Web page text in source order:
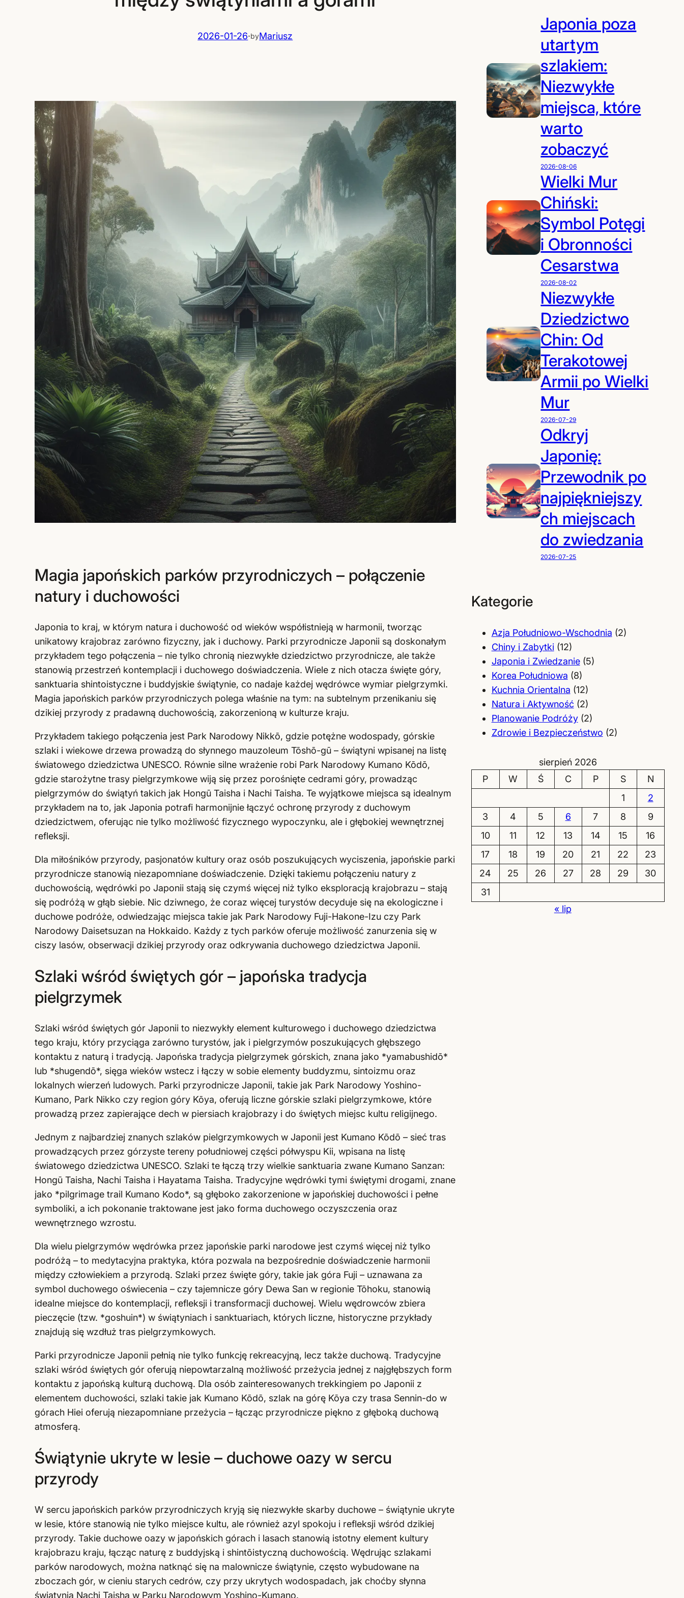
2026-01-26·byMariusz
Magia japońskich parków przyrodniczych – połączenie
natury i duchowości
Japonia to kraj, w którym natura i duchowość od wieków współistnieją w harmonii, tworząc
unikatowy krajobraz zarówno fizyczny, jak i duchowy. Parki przyrodnicze Japonii są doskonałym
przykładem tego połączenia – nie tylko chronią niezwykłe dziedzictwo przyrodnicze, ale także
stanowią przestrzeń kontemplacji i duchowego doświadczenia. Wiele z nich otacza święte góry,
sanktuaria shintoistyczne i buddyjskie świątynie, co nadaje każdej wędrówce wymiar pielgrzymki.
Magia japońskich parków przyrodniczych polega właśnie na tym: na subtelnym przenikaniu się
dzikiej przyrody z pradawną duchowością, zakorzenioną w kulturze kraju.
Przykładem takiego połączenia jest Park Narodowy Nikkō, gdzie potężne wodospady, górskie
szlaki i wiekowe drzewa prowadzą do słynnego mauzoleum Tōshō-gū – świątyni wpisanej na listę
światowego dziedzictwa UNESCO. Równie silne wrażenie robi Park Narodowy Kumano Kōdō,
gdzie starożytne trasy pielgrzymkowe wiją się przez porośnięte cedrami góry, prowadząc
pielgrzymów do świątyń takich jak Hongū Taisha i Nachi Taisha. Te wyjątkowe miejsca są idealnym
przykładem na to, jak Japonia potrafi harmonijnie łączyć ochronę przyrody z duchowym
dziedzictwem, oferując nie tylko możliwość fizycznego wypoczynku, ale i głębokiej wewnętrznej
refleksji.
Dla miłośników przyrody, pasjonatów kultury oraz osób poszukujących wyciszenia, japońskie parki
przyrodnicze stanowią niezapomniane doświadczenie. Dzięki takiemu połączeniu natury z
duchowością, wędrówki po Japonii stają się czymś więcej niż tylko eksploracją krajobrazu – stają
się podróżą w głąb siebie. Nic dziwnego, że coraz więcej turystów decyduje się na ekologiczne i
duchowe podróże, odwiedzając miejsca takie jak Park Narodowy Fuji-Hakone-Izu czy Park
Narodowy Daisetsuzan na Hokkaido. Każdy z tych parków oferuje możliwość zanurzenia się w
ciszy lasów, obserwacji dzikiej przyrody oraz odkrywania duchowego dziedzictwa Japonii.
Szlaki wśród świętych gór – japońska tradycja
pielgrzymek
Szlaki wśród świętych gór Japonii to niezwykły element kulturowego i duchowego dziedzictwa
tego kraju, który przyciąga zarówno turystów, jak i pielgrzymów poszukujących głębszego
kontaktu z naturą i tradycją. Japońska tradycja pielgrzymek górskich, znana jako *yamabushidō*
lub *shugendō*, sięga wieków wstecz i łączy w sobie elementy buddyzmu, sintoizmu oraz
lokalnych wierzeń ludowych. Parki przyrodnicze Japonii, takie jak Park Narodowy Yoshino-
Kumano, Park Nikko czy region góry Kōya, oferują liczne górskie szlaki pielgrzymkowe, które
prowadzą przez zapierające dech w piersiach krajobrazy i do świętych miejsc kultu religijnego.
Jednym z najbardziej znanych szlaków pielgrzymkowych w Japonii jest Kumano Kōdō – sieć tras
prowadzących przez górzyste tereny południowej części półwyspu Kii, wpisana na listę
światowego dziedzictwa UNESCO. Szlaki te łączą trzy wielkie sanktuaria zwane Kumano Sanzan:
Hongū Taisha, Nachi Taisha i Hayatama Taisha. Tradycyjne wędrówki tymi świętymi drogami, znane
jako *pilgrimage trail Kumano Kodo*, są głęboko zakorzenione w japońskiej duchowości i pełne
symboliki, a ich pokonanie traktowane jest jako forma duchowego oczyszczenia oraz
wewnętrznego wzrostu.
Dla wielu pielgrzymów wędrówka przez japońskie parki narodowe jest czymś więcej niż tylko
podróżą – to medytacyjna praktyka, która pozwala na bezpośrednie doświadczenie harmonii
między człowiekiem a przyrodą. Szlaki przez święte góry, takie jak góra Fuji – uznawana za
symbol duchowego oświecenia – czy tajemnicze góry Dewa San w regionie Tōhoku, stanowią
idealne miejsce do kontemplacji, refleksji i transformacji duchowej. Wielu wędrowców zbiera
pieczęcie (tzw. *goshuin*) w świątyniach i sanktuariach, których liczne, historyczne przykłady
znajdują się wzdłuż tras pielgrzymkowych.
Parki przyrodnicze Japonii pełnią nie tylko funkcję rekreacyjną, lecz także duchową. Tradycyjne
szlaki wśród świętych gór oferują niepowtarzalną możliwość przeżycia jednej z najgłębszych form
kontaktu z japońską kulturą duchową. Dla osób zainteresowanych trekkingiem po Japonii z
elementem duchowości, szlaki takie jak Kumano Kōdō, szlak na górę Kōya czy trasa Sennin-do w
górach Hiei oferują niezapomniane przeżycia – łącząc przyrodnicze piękno z głęboką duchową
atmosferą.
Świątynie ukryte w lesie – duchowe oazy w sercu
przyrody
W sercu japońskich parków przyrodniczych kryją się niezwykłe skarby duchowe – świątynie ukryte
w lesie, które stanowią nie tylko miejsce kultu, ale również azyl spokoju i refleksji wśród dzikiej
przyrody. Takie duchowe oazy w japońskich górach i lasach stanowią istotny element kultury
krajobrazu kraju, łącząc naturę z buddyjską i shintōistyczną duchowością. Wędrując szlakami
parków narodowych, można natknąć się na malownicze świątynie, często wybudowane na
zboczach gór, w cieniu starych cedrów, czy przy ukrytych wodospadach, jak choćby słynna
świątynia Nachi Taisha w Parku Narodowym Yoshino-Kumano.
Japonia poza
utartym
szlakiem:
Niezwykłe
miejsca, które
warto
zobaczyć
2026-08-06
Wielki Mur
Chiński:
Symbol Potęgi
i Obronności
Cesarstwa
2026-08-02
Niezwykłe
Dziedzictwo
Chin: Od
Terakotowej
Armii po Wielki
Mur
2026-07-29
Odkryj
Japonię:
Przewodnik po
najpiękniejszy
ch miejscach
do zwiedzania
2026-07-25
Kategorie
Azja Południowo-Wschodnia (2)
Chiny i Zabytki(12)
Japonia i Zwiedzanie(5)
Korea Południowa (8)
Kuchnia Orientalna (12)
Natura i Aktywność(2)
Planowanie Podróży(2)
Zdrowie i Bezpieczeństwo (2)
sierpień 2026
P
W Ś C P S
N
1
2
3
4 5 6 7 8
9
10
11 12 13 14 15
16
17
18 19 20 21 22
23
24
25 26 27 28 29
30
31
« lip